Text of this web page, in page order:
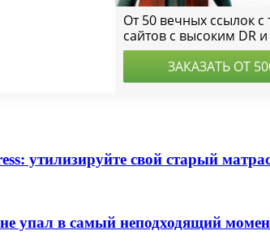
утилизируйте свой старый
упал в самый неподходящий